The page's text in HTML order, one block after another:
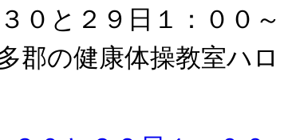
０と２９日１：００～
郡の健康体操教室ハロ